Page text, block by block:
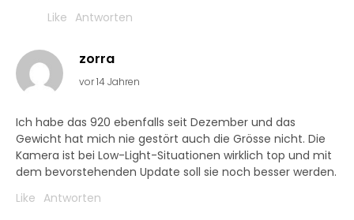
Like Antworten
zorra
vor 14 Jahren
Ich habe das 920 ebenfalls seit Dezember und das
Gewicht hat mich nie gestört auch die Grösse nicht. Die
Kamera ist bei Low-Light-Situationen wirklich top und mit
dem bevorstehenden Update soll sie noch besser werden.
Like Antworten